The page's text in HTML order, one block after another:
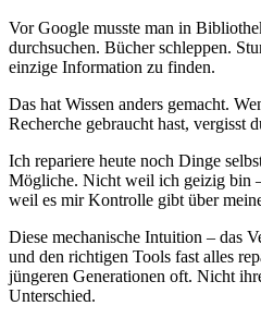
Vor Google musste man in
durchsuchen. Bücher schleppen.
einzige Information zu finden.
Das hat Wissen anders gemacht.
Recherche gebraucht hast, vergisst
Ich repariere heute noch Dinge
Mögliche. Nicht weil ich geizig bin
weil es mir Kontrolle gibt über
Diese mechanische Intuition – das
und den richtigen Tools fast alles
jüngeren Generationen oft. Nicht
Unterschied.